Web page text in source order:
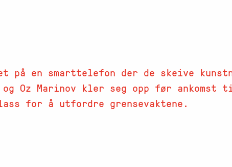
en smarttelefon der de skeive
og Oz Marinov kler seg opp før ankomst
for å utfordre grensevaktene.